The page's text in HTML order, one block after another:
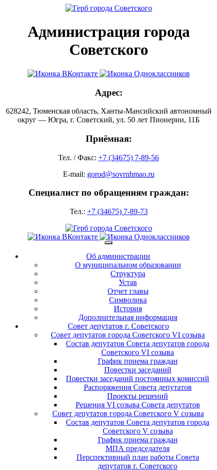
Администрация города
Советского
Адрес:
628242, Тюменская область, Ханты-Мансийский автономный
округ — Югра, г. Советский, ул. 50 лет Пионерии, 11Б
Приёмная:
Тел. / Факс: +7 (34675) 7-89-56
E-mail: gorod@sovrnhmao.ru
Специалист по обращениям граждан:
Тел.: +7 (34675) 7-89-73
Об администрации
О муниципальном образовании
Структура
Устав
Отчет главы
Символика
История
Дополнительная информация
Совет депутатов г. Советского
Совет депутатов города Советского VI созыва
Состав депутатов Совета депутатов города
Советского VI созыва
График приема граждан
Повестки заседаний
Повестки заседаний постоянных комиссий
Распоряжения Совета депутатов
Проекты решений
Решения VI созыва Совета депутатов
Совет депутатов города Советского V созыва
Состав депутатов Совета депутатов города
Советского V созыва
График приема граждан
МПА председателя
Перспективный план работы Совета
депутатов г. Советского